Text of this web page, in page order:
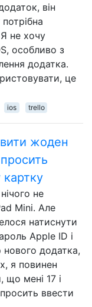
він
не хочу
особливо з
додатка.
це
ios trello
жоден
не
Mini. Але
натиснути
Apple ID і
нового додатка,
я повинен
що мені 17 і
ввести